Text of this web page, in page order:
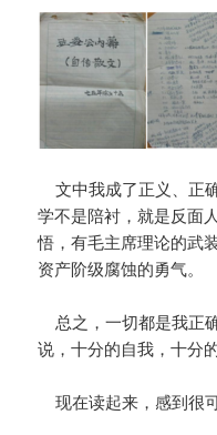
文中我成了正义、正
学不是陪衬，就是反面
悟，有毛主席理论的武
资产阶级腐蚀的勇气。
总之，一切都是我正
说，十分的自我，十分的
现在读起来，感到很